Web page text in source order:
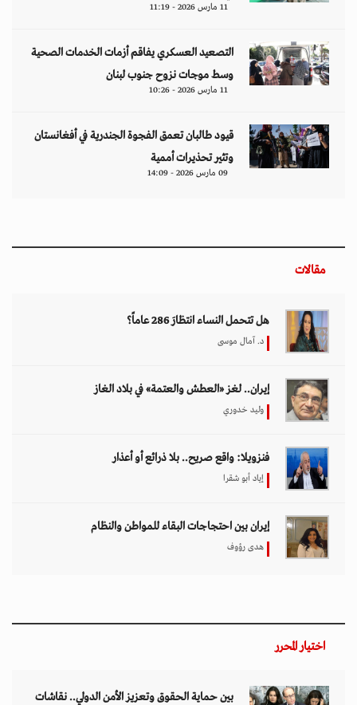
11 مارس 2026 - 11:19
التصعيد العسكري يفاقم أزمات الخدمات الصحية
وسط موجات نزوح جنوب لبنان
11 مارس 2026 - 10:26
قيود طالبان تعمق الفجوة الجندرية في أفغانستان
وتثير تحذيرات أممية
09 مارس 2026 - 14:09
مقالات
هل تتحمل النساء انتظارَ 286 عاماً؟
د. آمال موسى
إيران.. لغز «العطش والعتمة» في بلاد الغاز
وليد خدوري
فنزويلا: واقع صريح.. بلا ذرائع أو أعذار
إياد أبو شقرا
إيران بين احتجاجات البقاء للمواطن والنظام
هدى رؤوف
اختيار المحرر
بين حماية الحقوق وتعزيز الأمن الدولي.. نقاشات